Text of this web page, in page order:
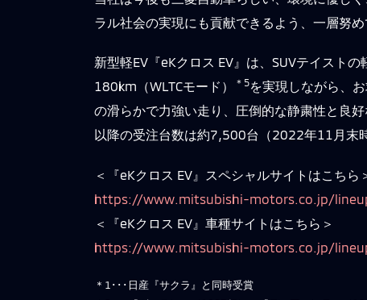
ラル社会の実現にも貢献できるよう、一層努め
新型軽EV『eKクロス EV』は、SUVテイスト
180km（WLTCモード）
＊5を実現しながら、
の滑らかで力強い走り、圧倒的な静粛性と良
以降の受注台数は約7,500台（2022年11月末
＜『eKクロス EV』スペシャルサイトはこちら
https://www.mitsubishi-motors.co.jp/
＜『eKクロス EV』車種サイトはこちら＞
https://www.mitsubishi-motors.co.jp/
＊1･･･日産『サクラ』と同時受賞